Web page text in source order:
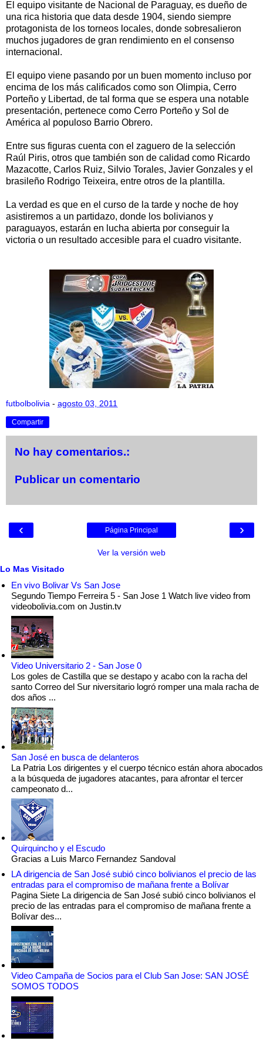
El equipo visitante de Nacional de Paraguay, es dueño de
una rica historia que data desde 1904, siendo siempre
protagonista de los torneos locales, donde sobresalieron
muchos jugadores de gran rendimiento en el consenso
internacional.
El equipo viene pasando por un buen momento incluso por
encima de los más calificados como son Olimpia, Cerro
Porteño y Libertad, de tal forma que se espera una notable
presentación, pertenece como Cerro Porteño y Sol de
América al populoso Barrio Obrero.
Entre sus figuras cuenta con el zaguero de la selección
Raúl Piris, otros que también son de calidad como Ricardo
Mazacotte, Carlos Ruiz, Silvio Torales, Javier Gonzales y el
brasileño Rodrigo Teixeira, entre otros de la plantilla.
La verdad es que en el curso de la tarde y noche de hoy
asistiremos a un partidazo, donde los bolivianos y
paraguayos, estarán en lucha abierta por conseguir la
victoria o un resultado accesible para el cuadro visitante.
futbolbolivia - agosto 03, 2011
Compartir
No hay comentarios.:
Publicar un comentario
‹ ›
Página Principal
Ver la versión web
Lo Mas Visitado
En vivo Bolivar Vs San Jose
Segundo Tiempo Ferreira 5 - San Jose 1 Watch live video from
videobolivia.com on Justin.tv
Video Universitario 2 - San Jose 0
Los goles de Castilla que se destapo y acabo con la racha del
santo Correo del Sur niversitario logró romper una mala racha de
dos años ...
San José en busca de delanteros
La Patria Los dirigentes y el cuerpo técnico están ahora abocados
a la búsqueda de jugadores atacantes, para afrontar el tercer
campeonato d...
Quirquincho y el Escudo
Gracias a Luis Marco Fernandez Sandoval
LA dirigencia de San José subió cinco bolivianos el precio de las
entradas para el compromiso de mañana frente a Bolívar
Pagina Siete La dirigencia de San José subió cinco bolivianos el
precio de las entradas para el compromiso de mañana frente a
Bolívar des...
Video Campaña de Socios para el Club San Jose: SAN JOSÉ
SOMOS TODOS